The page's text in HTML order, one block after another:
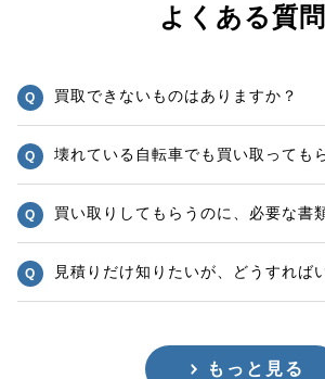
よくある質問
買取できないものはありますか？
壊れている自転車でも買い取っても
買い取りしてもらうのに、必要な書
見積りだけ知りたいが、どうすれば
もっと見る